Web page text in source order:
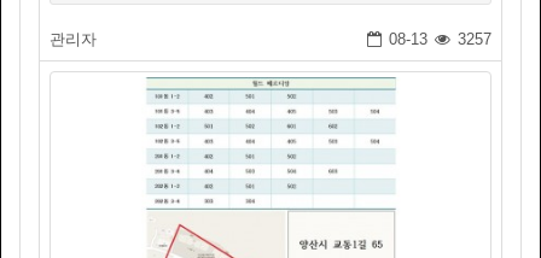
관리자 08-13 3257